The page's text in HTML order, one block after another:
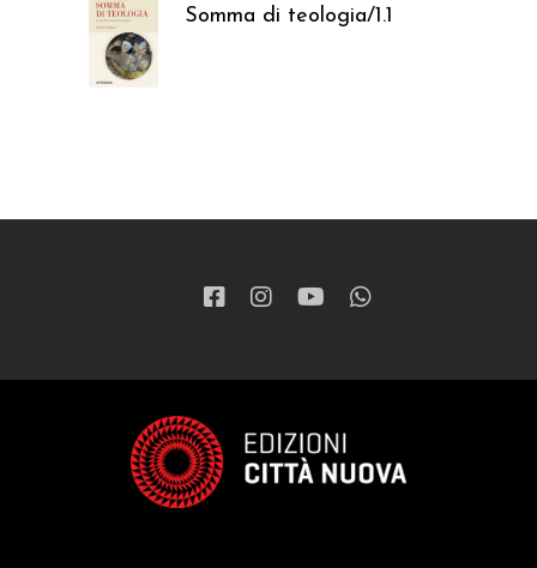
Somma di teologia/1.1
37,05€